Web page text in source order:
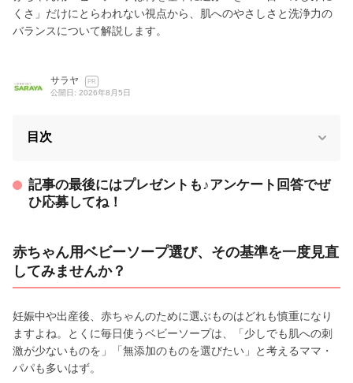
くさ」だけにとらわれない視点から、肌へのやさしさと洗浄力の
バランスについて解説します。
サラヤ PR
公開日: 2026年8月5日
目次
記事の最後にはプレゼントも♪アンケート回答でぜ
ひ応募してね！
赤ちゃん用ベビーソープ選び、その基準を一度見直
してみませんか？
妊娠中や出産後、赤ちゃんのために選ぶものはどれも慎重になり
ますよね。とくに毎日使うベビーソープは、「少しでも肌への刺
激が少ないものを」「無添加のものを選びたい」と考えるママ・
パパも多いはず。